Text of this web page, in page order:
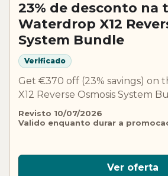
23% de desconto na
Waterdrop X12
System Bundle
Verificado
Get €370 off (23% savings) on
X12 Reverse Osmosis System
Revisto 10/07/2026
Valido enquanto durar a
Ver oferta